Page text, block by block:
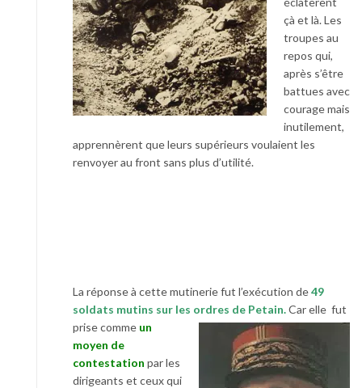
çà et là. Les
troupes au
repos qui,
après s’être
battues avec
courage mais
inutilement,
apprennèrent que leurs supérieurs voulaient les
renvoyer au front sans plus d’utilité.
La réponse à cette mutinerie fut l’exécution de49
soldats mutins sur les ordres de Petain.Car elle fut
prise comme un
moyen de
contestation par les
dirigeants et ceux qui